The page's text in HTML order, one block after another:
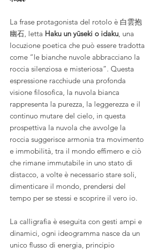
La frase protagonista del rotolo è 白雲抱
幽石, letta Haku un yūseki o idaku, una
locuzione poetica che può essere tradotta
come “le bianche nuvole abbracciano la
roccia silenziosa e misteriosa”. Questa
espressione racchiude una profonda
visione filosofica, la nuvola bianca
rappresenta la purezza, la leggerezza e il
continuo mutare del cielo, in questa
prospettiva la nuvola che avvolge la
roccia suggerisce armonia tra movimento
e immobilità, tra il mondo effimero e ciò
che rimane immutabile in uno stato di
distacco, a volte è necessario stare soli,
dimenticare il mondo, prendersi del
tempo per se stessi e scoprire il vero io.
La calligrafia è eseguita con gesti ampi e
dinamici, ogni ideogramma nasce da un
unico flusso di energia, principio